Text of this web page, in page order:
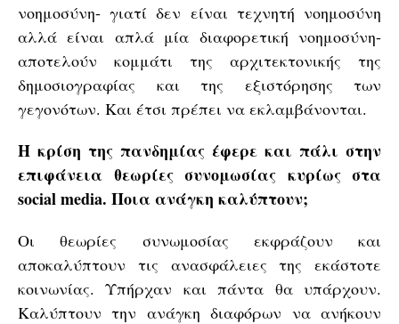
νοημοσύνη- γιατί δεν είναι τεχνητή νοημοσύνη
αλλά είναι απλά μία διαφορετική νοημοσύνη-
αποτελούν κομμάτι της αρχιτεκτονικής της
δημοσιογραφίας και της εξιστόρησης των
γεγονότων. Και έτσι πρέπει να εκλαμβάνονται.
Η κρίση της πανδημίας έφερε και πάλι στην
επιφάνεια θεωρίες συνομωσίας κυρίως στα
socialmedia. Ποια ανάγκη καλύπτουν;
Οι θεωρίες συνωμοσίας εκφράζουν και
αποκαλύπτουν τις ανασφάλειες της εκάστοτε
κοινωνίας. Υπήρχαν και πάντα θα υπάρχουν.
Καλύπτουν την ανάγκη διαφόρων να ανήκουν